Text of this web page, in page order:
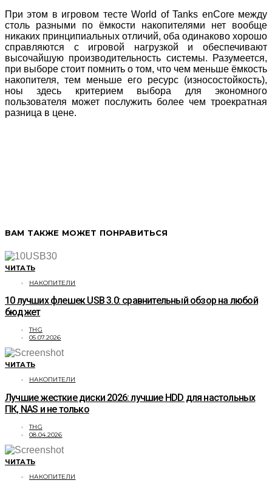
При этом в игровом тесте World of Tanks enCore между
столь разными по ёмкости накопителями нет вообще
никаких принципиальных отличий, оба одинаково хорошо
справляются с игровой нагрузкой и обеспечивают
высочайшую производительность системы. Разумеется,
при выборе стоит помнить о том, что чем меньше ёмкость
накопителя, тем меньше его ресурс (износостойкость),
ноы здесь критерием выбора для экономного
пользователя может послужить более чем троекратная
разница в цене.
ВАМ ТАКЖЕ МОЖЕТ ПОНРАВИТЬСЯ
ЧИТАТЬ
НАКОПИТЕЛИ
10 лучших флешек USB 3.0: сравнительный обзор на любой
бюджет
THG
05.07.2026
ЧИТАТЬ
НАКОПИТЕЛИ
Лучшие жесткие диски 2026: лучшие HDD для настольных
ПК, NAS и не только
THG
08.04.2026
ЧИТАТЬ
НАКОПИТЕЛИ